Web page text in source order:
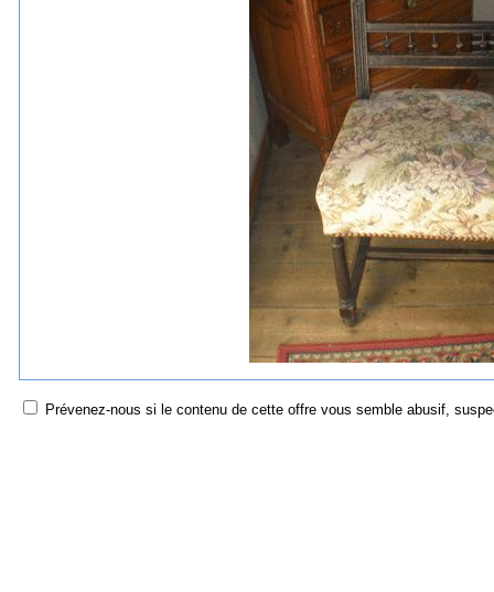
Prévenez-nous si le contenu de cette offre vous semble abusif,